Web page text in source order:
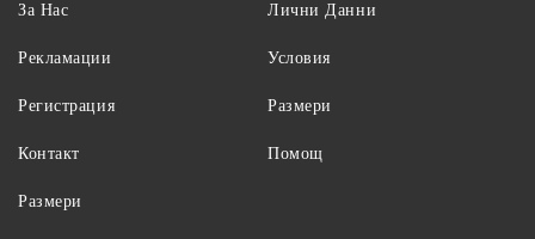
За Нас
Рекламации
Регистрация
Контакт
Лични Данни
Условия
Размери
Помощ
Размери